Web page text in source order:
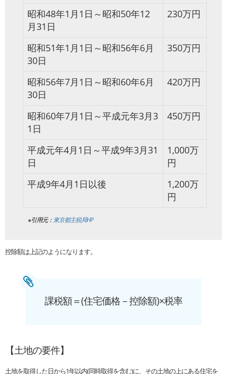
昭和48年1月1日～昭和50年12
月31日
230万円
昭和51年1月1日～昭和56年6月
30日
350万円
昭和56年7月1日～昭和60年6月
30日
420万円
昭和60年7月1日～平成元年3月3
1日
450万円
平成元年4月1日～平成9年3月31
日
1,000万
円
平成9年4月1日以後
1,200万
円
※引用元： 東京都主税局HP
控除額は上記のようになります。
課税額＝(住宅価格－控除額)×税率
【土地の要件】
土地を取得した日から1年以内(同時取得を含む)に、その土地の上にある住宅を